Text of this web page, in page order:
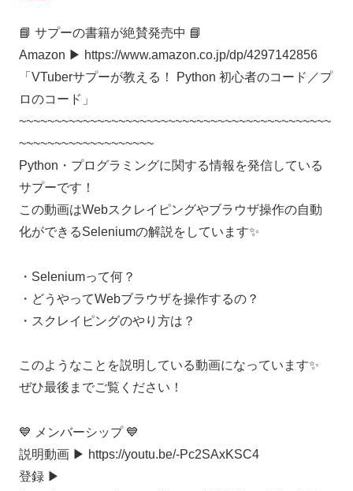
📘 サプーの書籍が絶賛発売中 📘
Amazon ▶︎ https://www.amazon.co.jp/dp/4297142856
「VTuberサプーが教える！ Python 初心者のコード／プ
ロのコード」
~~~~~~~~~~~~~~~~~~~~~~~~~~~~~~~~~~~~~~~~~~~~
~~~~~~~~~~~~~~~~~~~
Python・プログラミングに関する情報を発信している
サプーです！
この動画はWebスクレイピングやブラウザ操作の自動
化ができるSeleniumの解説をしています✨
・Seleniumって何？
・どうやってWebブラウザを操作するの？
・スクレイピングのやり方は？
このようなことを説明している動画になっています✨
ぜひ最後までご覧ください！
💙 メンバーシップ 💙
説明動画 ▶︎ https://youtu.be/-Pc2SAxKSC4
登録 ▶︎